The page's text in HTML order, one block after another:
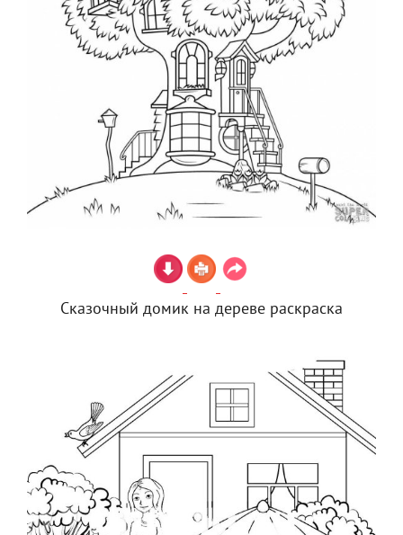
Сказочный домик на дереве раскраска